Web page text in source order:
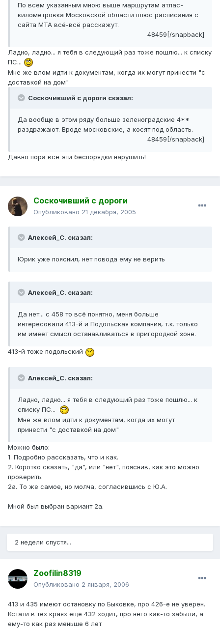
По всем указанным мною выше маршрутам атлас-
километровка Московской области плюс расписания с
сайта МТА всё-всё расскажут.
48459[/snapback]
Ладно, ладно... я тебя в следующий раз тоже пошлю... к списку
ПС...
Мне же влом идти к документам, когда их могут принести "с
доставкой на дом"
Соскочивший с дороги сказал:
Да вообще в этом ряду больше зеленоградские 4**
раздражают. Вроде московские, а косят под область.
48459[/snapback]
Давно пора все эти беспорядки нарушить!
Соскочивший с дороги
Опубликовано 21 декабря, 2005
Алексей_С. сказал:
Юрик уже пояснил, нет повода ему не верить
Алексей_С. сказал:
Да нет... с 458 то всё понятно, меня больше
интересовали 413-й и Подольская компания, т.к. только
им имеет смысл останавливаться в пригородной зоне.
413-й тоже подольский
Алексей_С. сказал:
Ладно, ладно... я тебя в следующий раз тоже пошлю... к
списку ПС...
Мне же влом идти к документам, когда их могут
принести "с доставкой на дом"
Можно было:
1. Подробно рассказать, что и как.
2. Коротко сказать, "да", или "нет", пояснив, как это можно
проверить.
2а. То же самое, но молча, согласившись с Ю.А.
Мной был выбран вариант 2а.
2 недели спустя...
Zoofilin8319
Опубликовано 2 января, 2006
413 и 435 имеют остановку по Быковке, про 426-е не уверен.
Кстати в тех краях ещё 432 ходит, про него как-то забыли, а
ему-то как раз меньше 6 лет